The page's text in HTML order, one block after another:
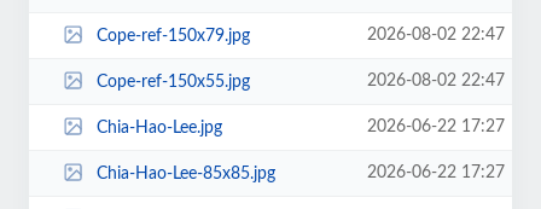
Cope-ref-150x79.jpg 2026-08-02 22:47
Cope-ref-150x55.jpg 2026-08-02 22:47
Chia-Hao-Lee.jpg 2026-06-22 17:27
Chia-Hao-Lee-85x85.jpg 2026-06-22 17:27